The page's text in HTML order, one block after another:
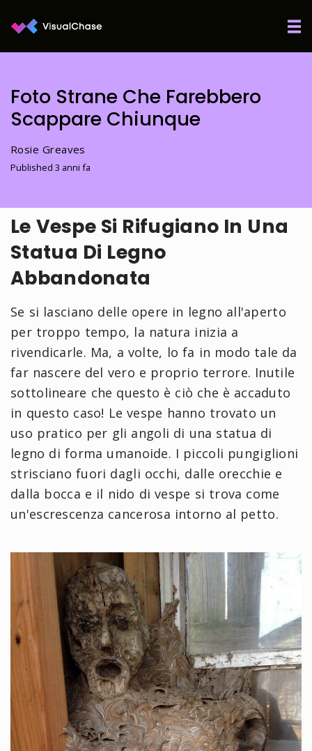
Foto Strane Che Farebbero
Scappare Chiunque
Rosie Greaves
Published 3 anni fa
Le Vespe Si Rifugiano In Una
Statua Di Legno
Abbandonata
Se si lasciano delle opere in legno all'aperto
per troppo tempo, la natura inizia a
rivendicarle. Ma, a volte, lo fa in modo tale da
far nascere del vero e proprio terrore. Inutile
sottolineare che questo è ciò che è accaduto
in questo caso! Le vespe hanno trovato un
uso pratico per gli angoli di una statua di
legno di forma umanoide. I piccoli pungiglioni
strisciano fuori dagli occhi, dalle orecchie e
dalla bocca e il nido di vespe si trova come
un'escrescenza cancerosa intorno al petto.